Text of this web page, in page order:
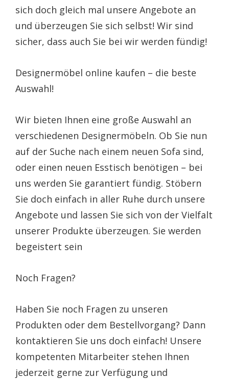
sich doch gleich mal unsere Angebote an
und überzeugen Sie sich selbst! Wir sind
sicher, dass auch Sie bei wir werden fündig!
Designermöbel online kaufen – die beste
Auswahl!
Wir bieten Ihnen eine große Auswahl an
verschiedenen Designermöbeln. Ob Sie nun
auf der Suche nach einem neuen Sofa sind,
oder einen neuen Esstisch benötigen – bei
uns werden Sie garantiert fündig. Stöbern
Sie doch einfach in aller Ruhe durch unsere
Angebote und lassen Sie sich von der Vielfalt
unserer Produkte überzeugen. Sie werden
begeistert sein
Noch Fragen?
Haben Sie noch Fragen zu unseren
Produkten oder dem Bestellvorgang? Dann
kontaktieren Sie uns doch einfach! Unsere
kompetenten Mitarbeiter stehen Ihnen
jederzeit gerne zur Verfügung und